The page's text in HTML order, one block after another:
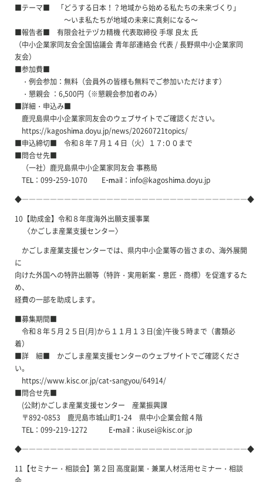
■テーマ■ 「どうする日本！？地域から始める私たちの未来づくり」
～いま私たちが地域の未来に真剣になる～
■報告者■ 有限会社テヅカ精機 代表取締役 手塚 良太 氏
（中小企業家同友会全国協議会 青年部連絡会 代表 / 長野県中小企業家同
友会）
■参加費■
・例会参加：無料（会員外の皆様も無料でご参加いただけます）
・懇親会 ：6,500円（※懇親会参加者のみ）
■詳細・申込み■
鹿児島県中小企業家同友会のウェブサイトでご確認ください。
https://kagoshima.doyu.jp/news/20260721topics/
■申込締切■ 令和８年７月１４日（火）１７:００まで
■問合せ先■
（一社）鹿児島県中小企業家同友会 事務局
TEL：099-259-1070 E-mail：info@kagoshima.doyu.jp
◆――――――――――――――――――――――――――――――――◆
10【助成金】令和８年度海外出願支援事業
〈かごしま産業支援センター〉
かごしま産業支援センターでは、県内中小企業等の皆さまの、海外展開
に
向けた外国への特許出願等（特許・実用新案・意匠・商標）を促進するた
め、
経費の一部を助成します。
■募集期間■
令和８年５月２５日(月)から１１月１３日(金)午後５時まで（書類必
着）
■詳 細■ かごしま産業支援センターのウェブサイトでご確認くださ
い。
https://www.kisc.or.jp/cat-sangyou/64914/
■問合せ先■
(公財)かごしま産業支援センター 産業振興課
〒892-0853 鹿児島市城山町1-24 県中小企業会館４階
TEL：099-219-1272 E-mail：ikusei@kisc.or.jp
◆――――――――――――――――――――――――――――――――◆
11【セミナー・相談会】第２回 高度副業・兼業人材活用セミナー・相談